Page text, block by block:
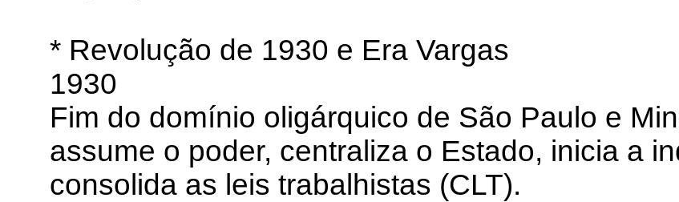
* Revolução de 1930 e Era Vargas
1930
Fim do domínio oligárquico de São Paulo e
assume o poder, centraliza o Estado, inicia a
consolida as leis trabalhistas (CLT).